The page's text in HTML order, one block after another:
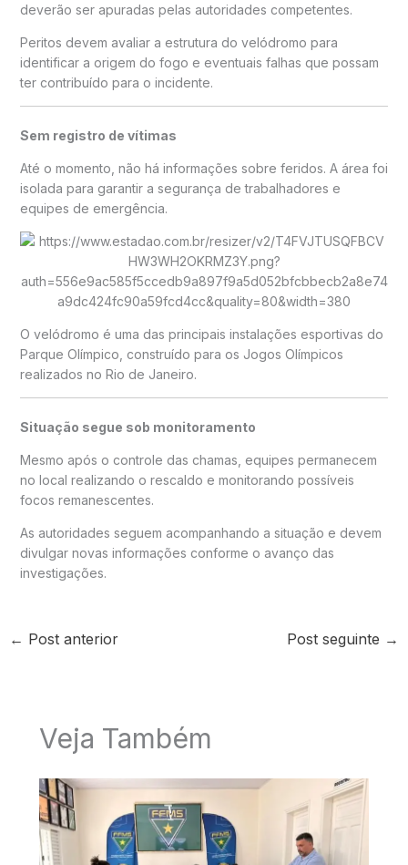
deverão ser apuradas pelas autoridades competentes.
Peritos devem avaliar a estrutura do velódromo para
identificar a origem do fogo e eventuais falhas que possam
ter contribuído para o incidente.
Sem registro de vítimas
Até o momento, não há informações sobre feridos. A área foi
isolada para garantir a segurança de trabalhadores e
equipes de emergência.
O velódromo é uma das principais instalações esportivas do
Parque Olímpico, construído para os Jogos Olímpicos
realizados no Rio de Janeiro.
Situação segue sob monitoramento
Mesmo após o controle das chamas, equipes permanecem
no local realizando o rescaldo e monitorando possíveis
focos remanescentes.
As autoridades seguem acompanhando a situação e devem
divulgar novas informações conforme o avanço das
investigações.
← Post anterior Post seguinte →
Veja Também